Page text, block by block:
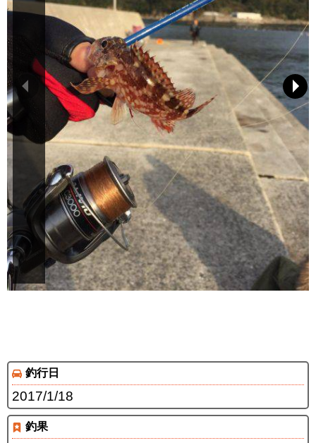
釣行日
2017/1/18
釣果